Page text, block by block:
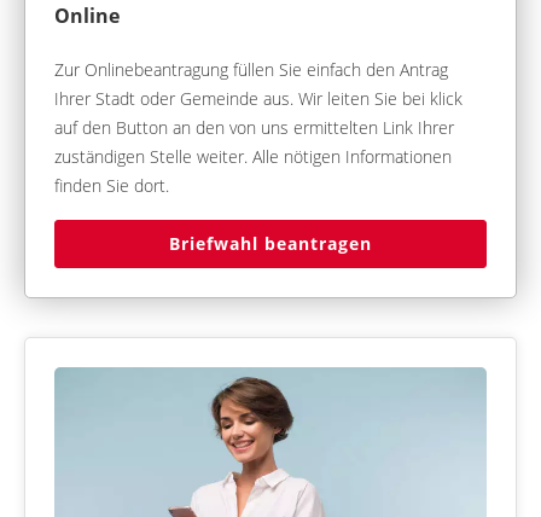
Online
Zur Onlinebeantragung füllen Sie einfach den Antrag
Ihrer Stadt oder Gemeinde aus. Wir leiten Sie bei klick
auf den Button an den von uns ermittelten Link Ihrer
zuständigen Stelle weiter. Alle nötigen Informationen
finden Sie dort.
Briefwahl beantragen